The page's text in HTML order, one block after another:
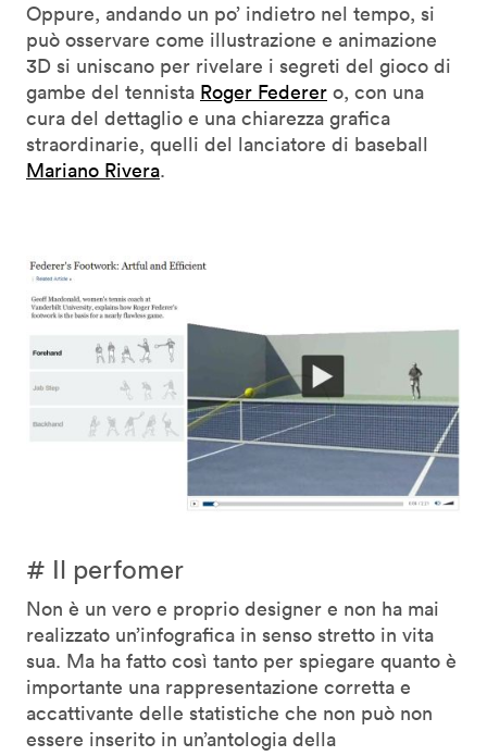
Oppure, andando un po’ indietro nel tempo, si
può osservare come illustrazione e animazione
3D si uniscano per rivelare i segreti del gioco di
gambe del tennista Roger Federer o, con una
cura del dettaglio e una chiarezza grafica
straordinarie, quelli del lanciatore di baseball
Mariano Rivera.
# Il perfomer
Non è un vero e proprio designer e non ha mai
realizzato un’infografica in senso stretto in vita
sua. Ma ha fatto così tanto per spiegare quanto è
importante una rappresentazione corretta e
accattivante delle statistiche che non può non
essere inserito in un’antologia della